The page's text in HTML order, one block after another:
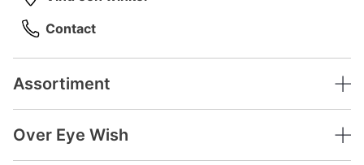
Assortiment
Over Eye Wish
Contact